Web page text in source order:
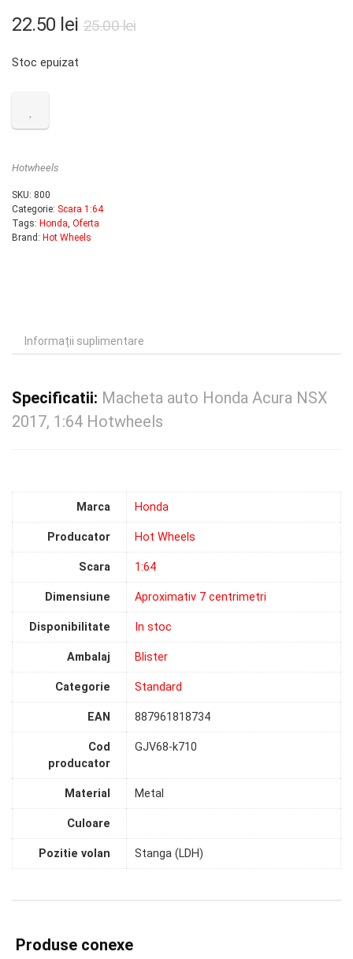
25.00lei
22.50 lei
Stoc epuizat
Hotwheels
SKU: 800
Categorie: Scara 1:64
Tags: Honda, Oferta
Brand: Hot Wheels
Informații suplimentare
Specificatii: Macheta auto Honda Acura NSX
2017, 1:64 Hotwheels
Marca Honda
Producator Hot Wheels
Scara 1:64
Dimensiune Aproximativ 7 centrimetri
Disponibilitate In stoc
Ambalaj Blister
Categorie Standard
EAN 887961818734
Cod
producator
GJV68-k710
Material Metal
Culoare
Pozitie volan Stanga (LDH)
Produse conexe